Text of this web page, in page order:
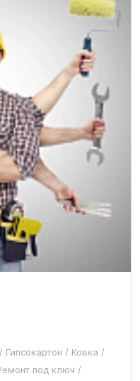
/ Ковка /
под ключ /